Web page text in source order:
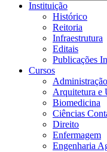
Instituição
Histórico
Reitoria
Infraestrutura
Editais
Publicações
Cursos
Administração
Arquitetura e
Biomedicina
Ciências
Direito
Enfermagem
Engenharia